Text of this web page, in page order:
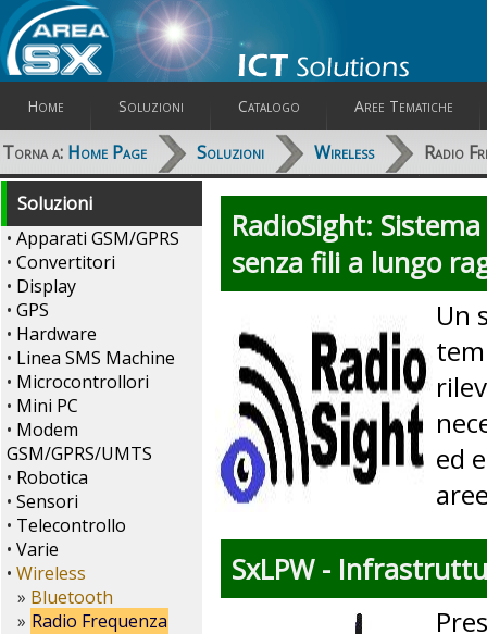
Home Soluzioni Catalogo Aree Tematiche
Torna a: Home Page Soluzioni Wireless Radio
Soluzioni
• Apparati GSM/GPRS
• Convertitori
• Display
• GPS
• Hardware
• Linea SMS Machine
• Microcontrollori
• Mini PC
• Modem
GSM/GPRS/UMTS
• Robotica
• Sensori
• Telecontrollo
• Varie
• Wireless
» Bluetooth
» Radio Frequenza
RadioSight:
senza fili a lungo
Un
ed
SxLPW -